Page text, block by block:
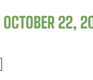
OCTOBER 22,